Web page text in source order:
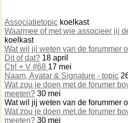
Associatietopic koelkast
Waarmee of met wie associeer jij
koelkast
Wat wil jij weten van de forummer
Dit of dat? 18 april
Ctrl + V #68 17 mei
Naam, Avatar & Signature - topic
Wat zou je doen met de forumer
meeten? 30 mei
Wat wil jij weten van de forummer
Wat zou je doen met de forumer
meeten? 30 mei